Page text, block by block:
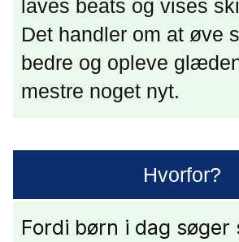
laves beats og vises
Det handler om at øve
bedre og opleve
mestre noget nyt.
Hvorfor?
Fordi børn i dag søger